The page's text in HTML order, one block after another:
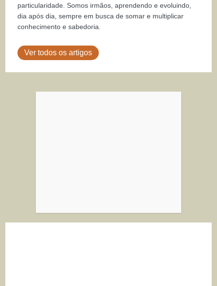
particularidade. Somos irmãos, aprendendo e evoluindo,
dia após dia, sempre em busca de somar e multiplicar
conhecimento e sabedoria.
Ver todos os artigos